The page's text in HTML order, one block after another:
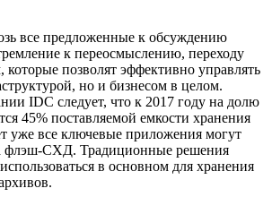
все предложенные к обсуждению
к переосмыслению, переходу
которые позволят эффективно управлять
но и бизнесом в целом.
IDC следует, что к 2017 году на долю
45% поставляемой емкости хранения
уже все ключевые приложения могут
флэш-СХД. Традиционные решения
в основном для хранения